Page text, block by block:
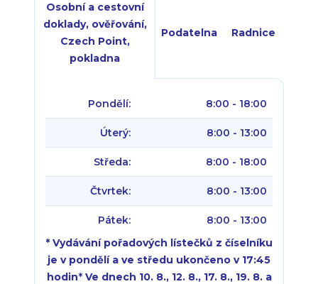
Osobní a cestovní
doklady, ověřování,
Czech Point,
pokladna
Podatelna Radnice
Pondělí: 8:00 - 18:00
Úterý: 8:00 - 13:00
Středa: 8:00 - 18:00
Čtvrtek: 8:00 - 13:00
Pátek:
8:00 - 13:00
* Vydávání pořadových lístečků z číselníku
je v pondělí a ve středu ukončeno v 17:45
hodin* Ve dnech 10. 8., 12. 8., 17. 8., 19. 8. a